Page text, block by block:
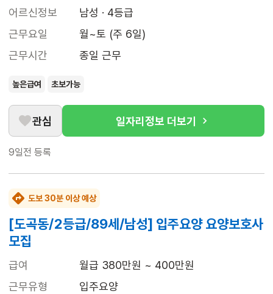
어르신정보
남성 · 4등급
근무요일
월~토 (주 6일)
근무시간
종일 근무
높은급여 초보가능
관심 일자리정보 더보기
9일전 등록
도보 30분 이상 예상
[도곡동/2등급/89세/남성] 입주요양 요양보호사
모집
급여
월급 380만원 ~ 400만원
근무유형
입주요양